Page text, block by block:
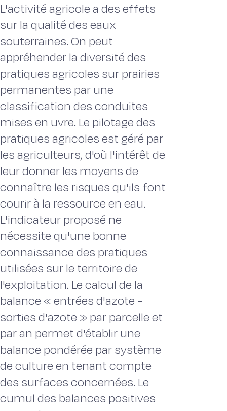
L'activité agricole a des effets
sur la qualité des eaux
souterraines. On peut
appréhender la diversité des
pratiques agricoles sur prairies
permanentes par une
classification des conduites
mises en uvre. Le pilotage des
pratiques agricoles est géré par
les agriculteurs, d'où l'intérêt de
leur donner les moyens de
connaître les risques qu'ils font
courir à la ressource en eau.
L'indicateur proposé ne
nécessite qu'une bonne
connaissance des pratiques
utilisées sur le territoire de
l'exploitation. Le calcul de la
balance « entrées d'azote -
sorties d'azote » par parcelle et
par an permet d'établir une
balance pondérée par système
de culture en tenant compte
des surfaces concernées. Le
cumul des balances positives